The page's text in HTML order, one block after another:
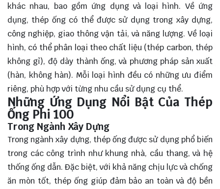
khác nhau, bao gồm ứng dụng và loại hình. Về ứng
dụng, thép ống có thể được sử dụng trong xây dựng,
công nghiệp, giao thông vận tải, và năng lượng. Về loại
hình, có thể phân loại theo chất liệu (thép carbon, thép
không gỉ), độ dày thành ống, và phương pháp sản xuất
(hàn, không hàn). Mỗi loại hình đều có những ưu điểm
riêng, phù hợp với từng nhu cầu sử dụng cụ thể.
Những Ứng Dụng Nổi Bật Của Thép
Ống Phi 100
Trong Ngành Xây Dựng
Trong ngành xây dựng, thép ống được sử dụng phổ biến
trong các công trình như khung nhà, cầu thang, và hệ
thống ống dẫn. Đặc biệt, với khả năng chịu lực và chống
ăn mòn tốt, thép ống giúp đảm bảo an toàn và độ bền